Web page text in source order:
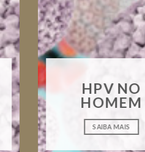
HPV NO
HOMEM
SAIBA MAIS